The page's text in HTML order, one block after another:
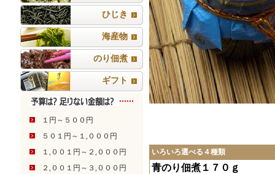
ひじき
海産物
のり佃煮
ギフト
１円～５００円
５０１円～１,０００円
１,００１円～２,０００円
２,００１円～３,０００円
いろいろ選べる４種類
青のり佃煮１７０ｇ